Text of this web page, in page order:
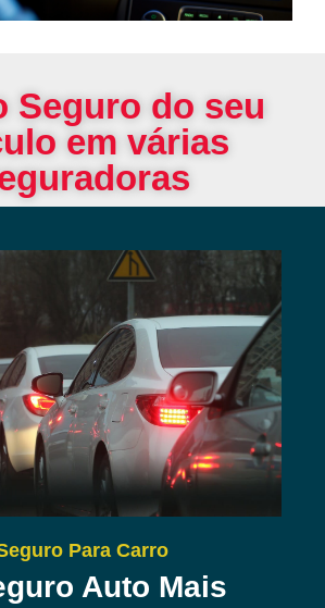
Seguro do seu
em várias
Para Carro
Auto Mais